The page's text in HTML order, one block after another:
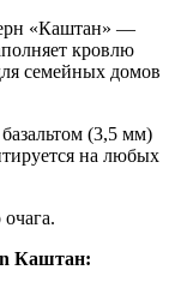
«Каштан» —
кровлю
семейных домов
(3,5 мм)
на любых
Каштан: